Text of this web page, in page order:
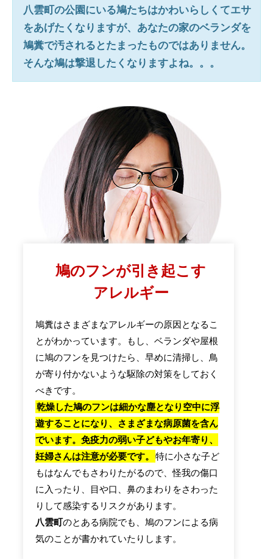
八雲町の公園にいる鳩たちはかわいらしくてエサ
をあげたくなりますが、あなたの家のベランダを
鳩糞で汚されるとたまったものではありません。
そんな鳩は撃退したくなりますよね。。。
鳩のフンが引き起こす
アレルギー
鳩糞はさまざまなアレルギーの原因となるこ
とがわかっています。もし、ベランダや屋根
に鳩のフンを見つけたら、早めに清掃し、鳥
が寄り付かないような駆除の対策をしておく
べきです。
乾燥した鳩のフンは細かな塵となり空中に浮
遊することになり、さまざまな病原菌を含ん
でいます。免疫力の弱い子どもやお年寄り、
妊婦さんは注意が必要です。
特に小さな子ど
もはなんでもさわりたがるので、怪我の傷口
に入ったり、目や口、鼻のまわりをさわった
りして感染するリスクがあります。
八雲町のとある病院でも、鳩のフンによる病
気のことが書かれていたりします。